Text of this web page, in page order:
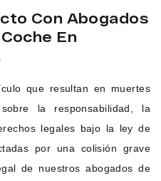
Con Abogados
En
que resultan en muertes
la responsabilidad, la
legales bajo la ley de
por una colisión grave
de nuestros abogados de